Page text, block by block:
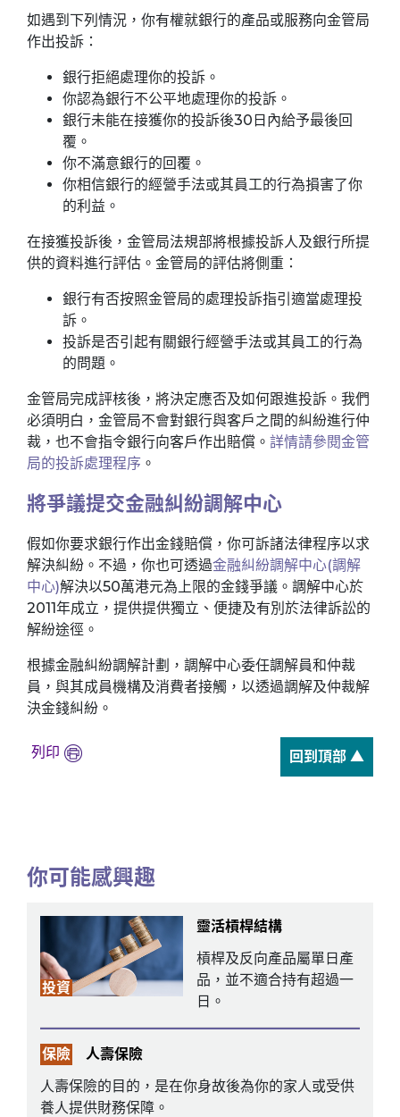
如遇到下列情況，你有權就銀行的產品或服務向金管局
作出投訴：
銀行拒絕處理你的投訴。
你認為銀行不公平地處理你的投訴。
銀行未能在接獲你的投訴後30日內給予最後回
覆。
你不滿意銀行的回覆。
你相信銀行的經營手法或其員工的行為損害了你
的利益。
在接獲投訴後，金管局法規部將根據投訴人及銀行所提
供的資料進行評估。金管局的評估將側重：
銀行有否按照金管局的處理投訴指引適當處理投
訴。
投訴是否引起有關銀行經營手法或其員工的行為
的問題。
金管局完成評核後，將決定應否及如何跟進投訴。我們
必須明白，金管局不會對銀行與客戶之間的糾紛進行仲
裁，也不會指令銀行向客戶作出賠償。 詳情請參閱金管
局的投訴處理程序 。
將爭議提交金融糾紛調解中心
假如你要求銀行作出金錢賠償，你可訴諸法律程序以求
解決糾紛。不過，你也可透過金融糾紛調解中心(調解
中心)解決以50萬港元為上限的金錢爭議。調解中心於
2011年成立，提供提供獨立、便捷及有別於法律訴訟的
解紛途徑。
根據金融糾紛調解計劃，調解中心委任調解員和仲裁
員，與其成員機構及消費者接觸，以透過調解及仲裁解
決金錢糾紛。
列印 回到頂部 ▲
你可能感興趣
投資
靈活槓桿結構
槓桿及反向產品屬單日產
品，並不適合持有超過一
日。
保險
人壽保險
人壽保險的目的，是在你身故後為你的家人或受供
養人提供財務保障。